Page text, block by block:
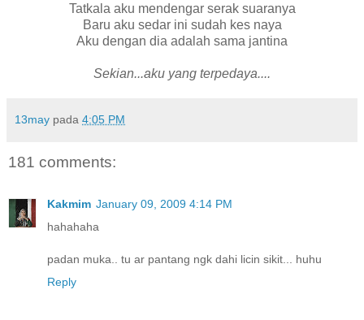
Tatkala aku mendengar serak suaranya
Baru aku sedar ini sudah kes naya
Aku dengan dia adalah sama jantina
Sekian...aku yang terpedaya....
13may pada 4:05 PM
181 comments:
Kakmim January 09, 2009 4:14 PM
hahahaha
padan muka.. tu ar pantang ngk dahi licin sikit... huhu
Reply